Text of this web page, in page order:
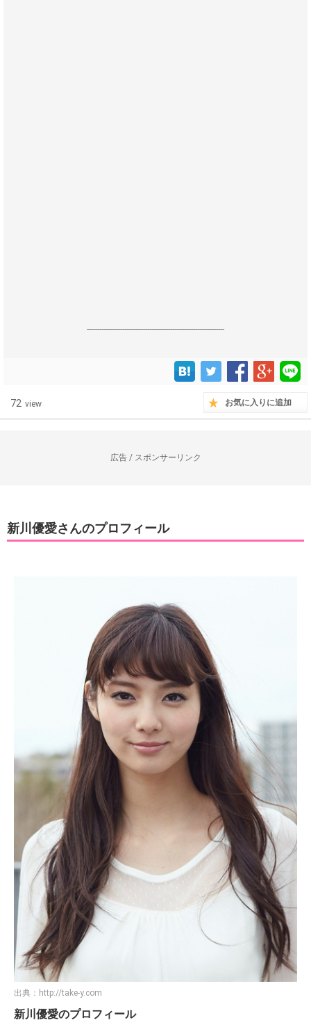
------------------------------------------------------------------
72 view お気に入りに追加
広告 / スポンサーリンク
新川優愛さんのプロフィール
出典： http://take-y.com
新川優愛のプロフィール